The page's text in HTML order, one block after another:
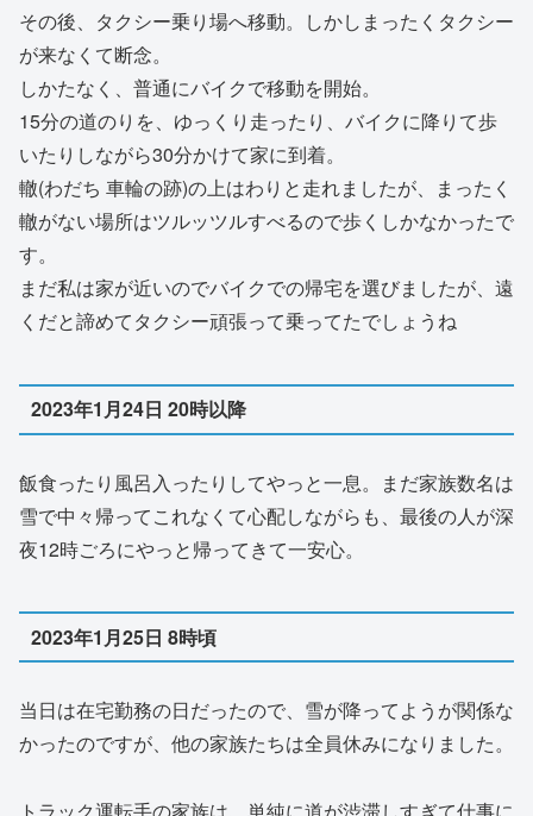
その後、タクシー乗り場へ移動。しかしまったくタクシー
が来なくて断念。
しかたなく、普通にバイクで移動を開始。
15分の道のりを、ゆっくり走ったり、バイクに降りて歩
いたりしながら30分かけて家に到着。
轍(わだち 車輪の跡)の上はわりと走れましたが、まったく
轍がない場所はツルッツルすべるので歩くしかなかったで
す。
まだ私は家が近いのでバイクでの帰宅を選びましたが、遠
くだと諦めてタクシー頑張って乗ってたでしょうね
2023年1月24日 20時以降
飯食ったり風呂入ったりしてやっと一息。まだ家族数名は
雪で中々帰ってこれなくて心配しながらも、最後の人が深
夜12時ごろにやっと帰ってきて一安心。
2023年1月25日 8時頃
当日は在宅勤務の日だったので、雪が降ってようが関係な
かったのですが、他の家族たちは全員休みになりました。